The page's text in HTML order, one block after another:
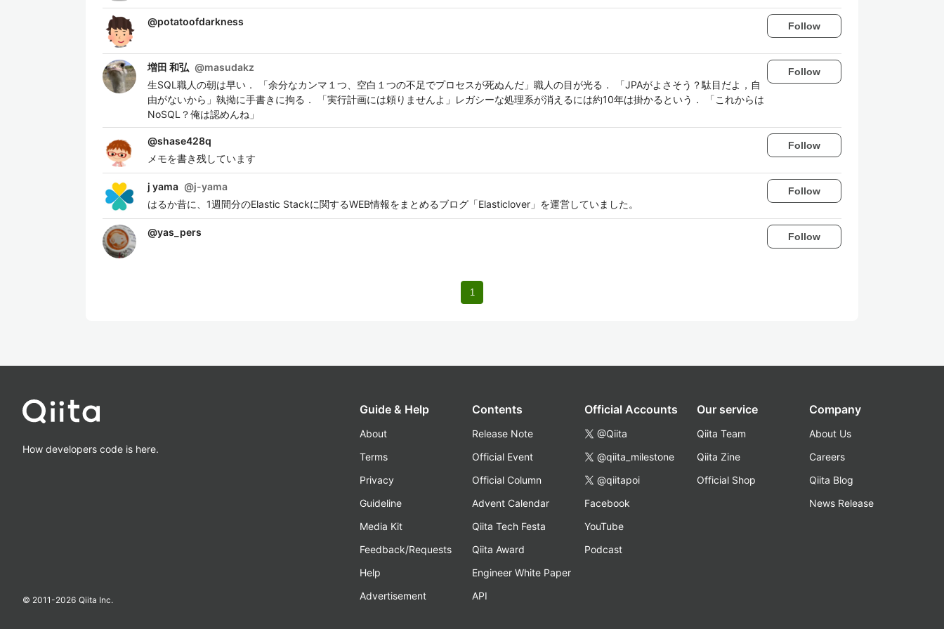
@potatoofdarkness Follow
増田 和弘 @masudakz
生SQL職人の朝は早い． 「余分なカンマ１つ、空白１つの不足でプロセスが死ぬんだ」職人の目が光る． 「JPAがよさそう？駄目だよ，自
由がないから」執拗に手書きに拘る． 「実行計画には頼りませんよ」レガシーな処理系が消えるには約10年は掛かるという． 「これからは
NoSQL？俺は認めんね」
Follow
@shase428q
メモを書き残しています
Follow
j yama @j-yama
はるか昔に、1週間分のElastic Stackに関するWEB情報をまとめるブログ「Elasticlover」を運営していました。
Follow
@yas_pers Follow
1
How developers code is here.
© 2011-2026 Qiita Inc.
Guide & Help
About
Terms
Privacy
Guideline
Media Kit
Feedback/Requests
Help
Advertisement
Contents
Release Note
Official Event
Official Column
Advent Calendar
Qiita Tech Festa
Qiita Award
Engineer White Paper
API
Official Accounts
@Qiita
@qiita_milestone
@qiitapoi
Facebook
YouTube
Podcast
Our service
Qiita Team
Qiita Zine
Official Shop
Company
About Us
Careers
Qiita Blog
News Release